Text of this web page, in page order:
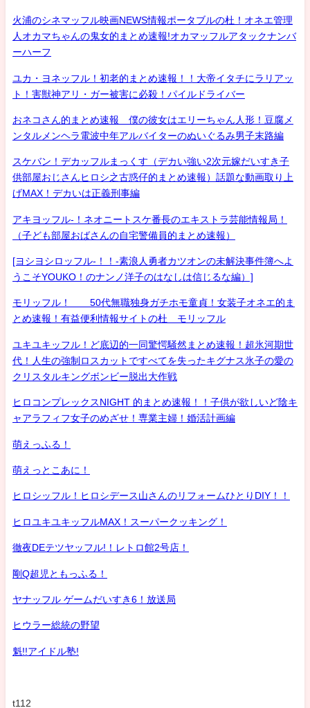
火浦のシネマッフル映画NEWS情報ポータブルの杜！オネエ管理
人オカマちゃんの鬼女的まとめ速報!オカマッフルアタックナンバ
ーハーフ
ユカ・ヨネッフル！初老的まとめ速報！！大帝イタチにラリアッ
ト！害獣神アリ・ガー被害に必殺！パイルドライバー
おネコさん的まとめ速報 僕の彼女はエリーちゃん人形！豆腐メ
ンタルメンヘラ電波中年アルバイターのぬいぐるみ男子末路編
スケバン！デカッフルまっくす（デカい強い2次元嫁だいすき子
供部屋おじさんヒロシ之古惑仔的まとめ速報）話題な動画取り上
げMAX！デカいは正義刑事編
アキヨッフル-！ネオニートスケ番長のエキストラ芸能情報局！
（子ども部屋おばさんの自宅警備員的まとめ速報）
[ヨシヨシロッフル-！！-素浪人勇者カツオンの未解決事件簿へよ
うこそYOUKO！のナンノ洋子のはなしは信じるな編）]
モリッフル！ 50代無職独身ガチホモ童貞！女装子オネエ的ま
とめ速報！有益便利情報サイトの杜 モリッフル
ユキユキッフル！ど底辺的一同驚愕騒然まとめ速報！超氷河期世
代！人生の強制ロスカットですべてを失ったキグナス氷子の愛の
クリスタルキングボンビー脱出大作戦
ヒロコンプレックスNIGHT 的まとめ速報！！子供が欲しいど陰キ
ャアラフィフ女子のめざせ！専業主婦！婚活計画編
萌えっふる！
萌えっとこあに！
ヒロシッフル！ヒロシデース山さんのリフォームひとりDIY！！
ヒロユキユキッフルMAX！スーパークッキング！
徹夜DEテツヤッフル!！レトロ館2号店！
剛Q超児ともっふる！
ヤナッフル ゲームだいすき6！放送局
ヒウラー総統の野望
魁!!アイドル塾!
t112